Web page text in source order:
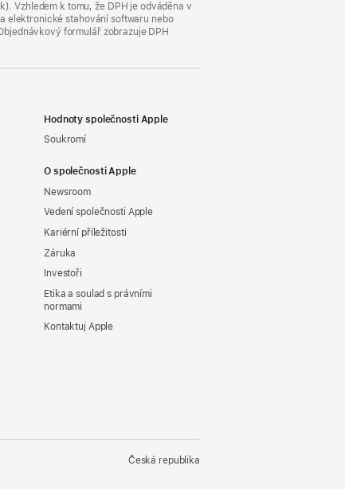
Vzhledem k tomu, že DPH je odváděna v
elektronické stahování softwaru nebo
formulář zobrazuje DPH
Hodnoty společnosti Apple
Soukromí
O společnosti Apple
Newsroom
Vedení společnosti Apple
Kariérní příležitosti
Záruka
Investoři
Etika a soulad s právními
normami
Kontaktuj Apple
Česká republika